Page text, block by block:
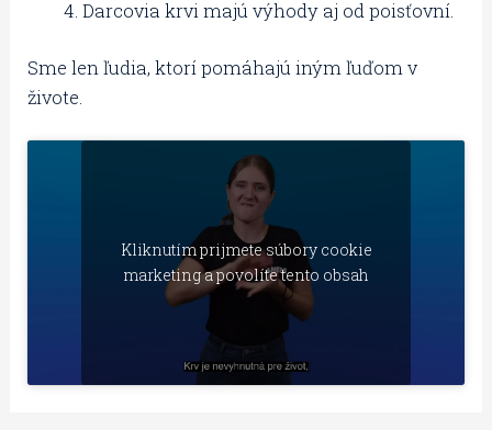
Darcovia krvi majú výhody aj od poisťovní.
Sme len ľudia, ktorí pomáhajú iným ľuďom v
živote.
Kliknutím prijmete súbory cookie
marketing a povolíte tento obsah